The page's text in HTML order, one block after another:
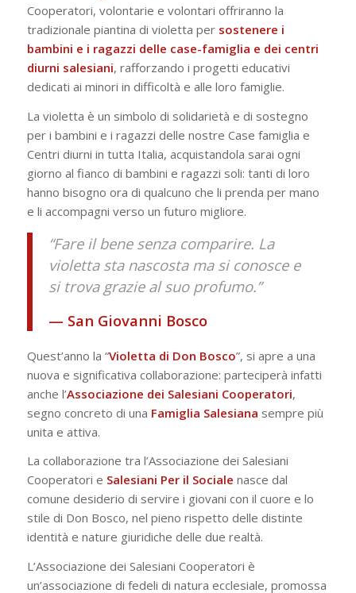
Cooperatori, volontarie e volontari offriranno la
tradizionale piantina di violetta per sostenere i
bambini e i ragazzi delle case-famiglia e dei centri
diurni salesiani, rafforzando i progetti educativi
dedicati ai minori in difficoltà e alle loro famiglie.
La violetta è un simbolo di solidarietà e di sostegno
per i bambini e i ragazzi delle nostre Case famiglia e
Centri diurni in tutta Italia, acquistandola sarai ogni
giorno al fianco di bambini e ragazzi soli: tanti di loro
hanno bisogno ora di qualcuno che li prenda per mano
e li accompagni verso un futuro migliore.
“Fare il bene senza comparire. La
violetta sta nascosta ma si conosce e
si trova grazie al suo profumo.”
— San Giovanni Bosco
Quest’anno la “Violetta di Don Bosco”, si apre a una
nuova e significativa collaborazione: parteciperà infatti
anche l’Associazione dei Salesiani Cooperatori,
segno concreto di una Famiglia Salesiana sempre più
unita e attiva.
La collaborazione tra l’Associazione dei Salesiani
Cooperatori e Salesiani Per il Sociale nasce dal
comune desiderio di servire i giovani con il cuore e lo
stile di Don Bosco, nel pieno rispetto delle distinte
identità e nature giuridiche delle due realtà.
L’Associazione dei Salesiani Cooperatori è
un’associazione di fedeli di natura ecclesiale, promossa